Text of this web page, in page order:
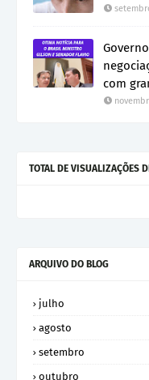
com
TOTAL DE VISUALIZAÇÕES
ARQUIVO DO BLOG
julho
agosto
setembro
outubro